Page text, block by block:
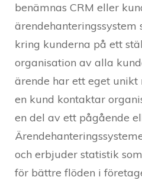
benämnas CRM eller
kring kunderna på ett
organisation av alla
ärende har ett eget unikt
en kund kontaktar
en del av ett pågående
och erbjuder statistik
för bättre flöden i